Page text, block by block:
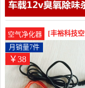
空气净化器
[丰裕科技
模块KT月
￥38
月销量7件